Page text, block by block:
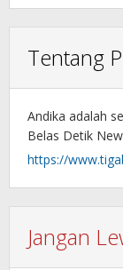
Tentang
Andika adalah
Belas Detik
https://
Jangan